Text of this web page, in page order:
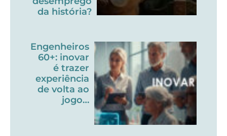
da história?
Engenheiros
60+: inovar
é trazer
experiência
de volta ao
jogo…